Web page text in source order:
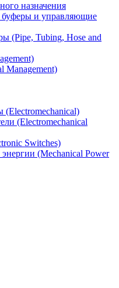
назначения
и управляющие
(Pipe, Tubing, Hose and
Management)
(Electromechanical)
(Electromechanical
Switches)
(Mechanical Power